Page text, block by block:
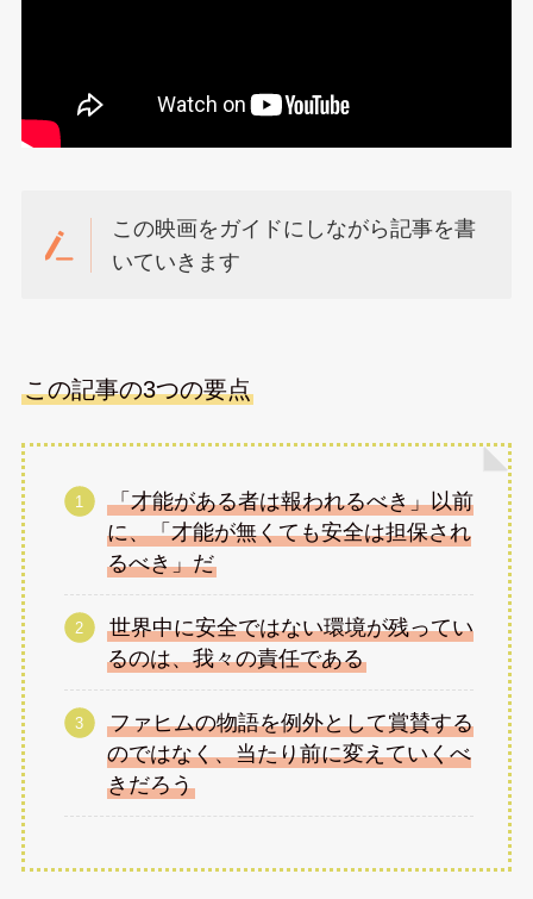
この映画をガイドにしながら記事を書
いていきます
この記事の3つの要点
「才能がある者は報われるべき」以前
に、「才能が無くても安全は担保され
るべき」だ
世界中に安全ではない環境が残ってい
るのは、我々の責任である
ファヒムの物語を例外として賞賛する
のではなく、当たり前に変えていくべ
きだろう